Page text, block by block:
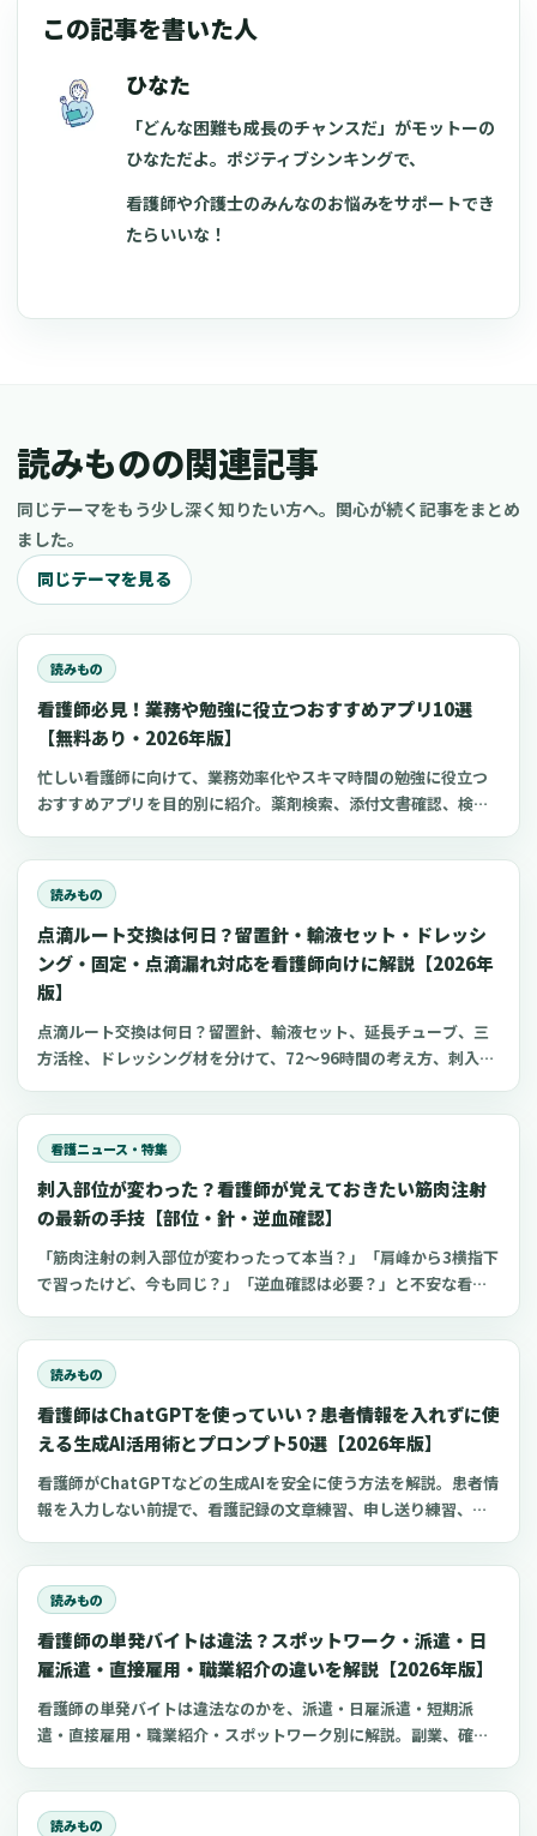
この記事を書いた人
ひなた
「どんな困難も成長のチャンスだ」がモットーの
ひなただよ。ポジティブシンキングで、
看護師や介護士のみんなのお悩みをサポートでき
たらいいな！
読みものの関連記事
同じテーマをもう少し深く知りたい方へ。関心が続く記事をまとめ
ました。
同じテーマを見る
読みもの
看護師必見！業務や勉強に役立つおすすめアプリ10選
【無料あり・2026年版】
忙しい看護師に向けて、業務効率化やスキマ時間の勉強に役立つ
おすすめアプリを目的別に紹介。薬剤検索、添付文書確認、検査
心電図学習、シフト管理など、現場や復職準備で使いやすいアプ
リをまとめました。
読みもの
点滴ルート交換は何日？留置針・輸液セット・ドレッシ
ング・固定・点滴漏れ対応を看護師向けに解説【2026年
版】
点滴ルート交換は何日？留置針、輸液セット、延長チューブ、三
方活栓、ドレッシング材を分けて、72〜96時間の考え方、刺入部
看護ニュース・特集
刺入部位が変わった？看護師が覚えておきたい筋肉注射
の最新の手技【部位・針・逆血確認】
「筋肉注射の刺入部位が変わったって本当？」「肩峰から3横指下
で習ったけど、今も同じ？」「逆血確認は必要？」と不安な看護
び方、針のゲージと長さ、皮下注射との違い、神経損傷やSIRVA
を避けるポイント、ワクチン接種時の手順までわかりやすく解説
します。
読みもの
看護師はChatGPTを使っていい？患者情報を入れずに使
える生成AI活用術とプロンプト50選【2026年版】
看護師がChatGPTなどの生成AIを安全に使う方法を解説。患者情
報を入力しない前提で、看護記録の文章練習、申し送り練習、復
読みもの
看護師の単発バイトは違法？スポットワーク・派遣・日
雇派遣・直接雇用・職業紹介の違いを解説【2026年版】
看護師の単発バイトは違法なのかを、派遣・日雇派遣・短期派
遣・直接雇用・職業紹介・スポットワーク別に解説。副業、確定
点も整理します。
読みもの